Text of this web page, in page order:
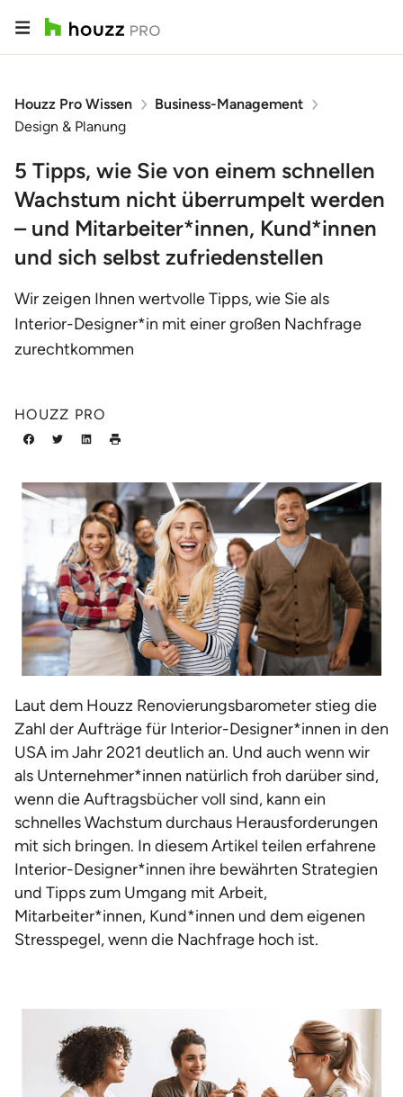
Houzz Pro Wissen
Business-Management
Design & Planung
5 Tipps, wie Sie von einem schnellen
Wachstum nicht überrumpelt werden
– und Mitarbeiter*innen, Kund*innen
und sich selbst zufriedenstellen
Wir zeigen Ihnen wertvolle Tipps, wie Sie als
Interior-Designer*in mit einer großen Nachfrage
zurechtkommen
HOUZZ PRO
Laut dem Houzz Renovierungsbarometer stieg die
Zahl der Aufträge für Interior-Designer*innen in den
USA im Jahr 2021 deutlich an. Und auch wenn wir
als Unternehmer*innen natürlich froh darüber sind,
wenn die Auftragsbücher voll sind, kann ein
schnelles Wachstum durchaus Herausforderungen
mit sich bringen. In diesem Artikel teilen erfahrene
Interior-Designer*innen ihre bewährten Strategien
und Tipps zum Umgang mit Arbeit,
Mitarbeiter*innen, Kund*innen und dem eigenen
Stresspegel, wenn die Nachfrage hoch ist.